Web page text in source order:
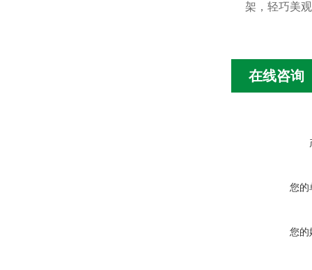
架，轻巧美
在线咨询
您的
您的